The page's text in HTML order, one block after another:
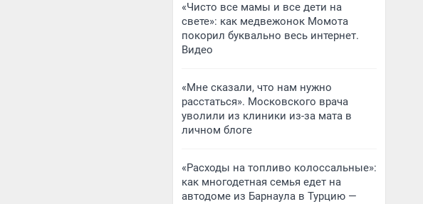
«Чисто все мамы и все дети на
свете»: как медвежонок Момота
покорил буквально весь интернет.
Видео
«Мне сказали, что нам нужно
расстаться». Московского врача
уволили из клиники из-за мата в
личном блоге
«Расходы на топливо колоссальные»:
как многодетная семья едет на
автодоме из Барнаула в Турцию —